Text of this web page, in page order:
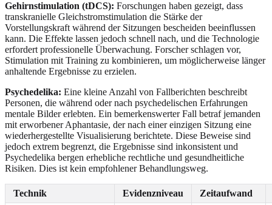
Gehirnstimulation (tDCS): Forschungen haben gezeigt, dass
transkranielle Gleichstromstimulation die Stärke der
Vorstellungskraft während der Sitzungen bescheiden beeinflussen
kann. Die Effekte lassen jedoch schnell nach, und die Technologie
erfordert professionelle Überwachung. Forscher schlagen vor,
Stimulation mit Training zu kombinieren, um möglicherweise länger
anhaltende Ergebnisse zu erzielen.
Psychedelika: Eine kleine Anzahl von Fallberichten beschreibt
Personen, die während oder nach psychedelischen Erfahrungen
mentale Bilder erlebten. Ein bemerkenswerter Fall betraf jemanden
mit erworbener Aphantasie, der nach einer einzigen Sitzung eine
wiederhergestellte Visualisierung berichtete. Diese Beweise sind
jedoch extrem begrenzt, die Ergebnisse sind inkonsistent und
Psychedelika bergen erhebliche rechtliche und gesundheitliche
Risiken. Dies ist kein empfohlener Behandlungsweg.
Technik Evidenzniveau Zeitaufwand